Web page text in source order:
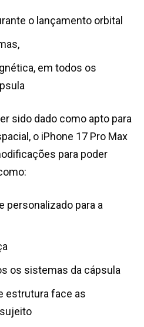
o lançamento orbital
em todos os
sido dado como apto para
o iPhone 17 Pro Max
para poder
personalizado para a
os sistemas da cápsula
estrutura face as